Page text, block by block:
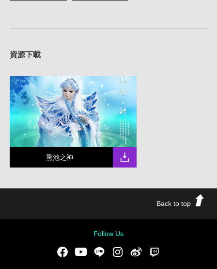
資源下載
熏池之神
Back to top
Follow Us
FacebookYoutubeLINE Instgram新浪微博